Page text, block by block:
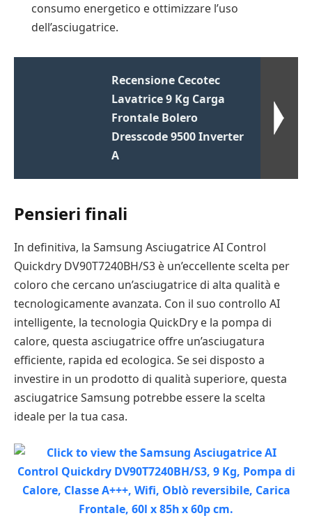
consumo energetico e ottimizzare l’uso
dell’asciugatrice.
Recensione Cecotec
Lavatrice 9 Kg Carga
Frontale Bolero
Dresscode 9500 Inverter
A
Pensieri finali
In definitiva, la Samsung Asciugatrice AI Control
Quickdry DV90T7240BH/S3 è un’eccellente scelta per
coloro che cercano un’asciugatrice di alta qualità e
tecnologicamente avanzata. Con il suo controllo AI
intelligente, la tecnologia QuickDry e la pompa di
calore, questa asciugatrice offre un’asciugatura
efficiente, rapida ed ecologica. Se sei disposto a
investire in un prodotto di qualità superiore, questa
asciugatrice Samsung potrebbe essere la scelta
ideale per la tua casa.